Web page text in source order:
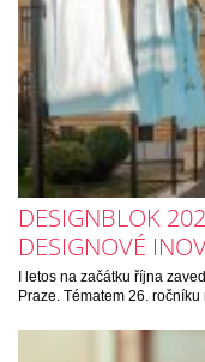
DESIGNBLOK
DESIGNOVÉ
I letos na začátku října
Praze. Tématem 26.